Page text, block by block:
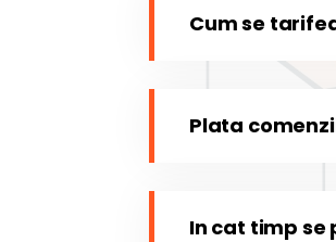
Cum se
Plata
In cat timp se